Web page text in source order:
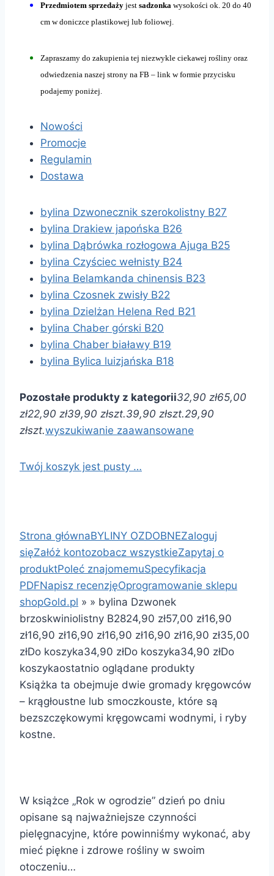
Przedmiotem sprzedaży jest sadzonka wysokości ok. 20 do 40
cm w doniczce plastikowej lub foliowej.
Zapraszamy do zakupienia tej niezwykle ciekawej rośliny oraz
odwiedzenia naszej strony na FB – link w formie przycisku
podajemy poniżej.
Nowości
Promocje
Regulamin
Dostawa
bylina Dzwonecznik szerokolistny B27
bylina Drakiew japońska B26
bylina Dąbrówka rozłogowa Ajuga B25
bylina Czyściec wełnisty B24
bylina Belamkanda chinensis B23
bylina Czosnek zwisły B22
bylina Dzielżan Helena Red B21
bylina Chaber górski B20
bylina Chaber białawy B19
bylina Bylica luizjańska B18
Pozostałe produkty z kategorii32,90 zł65,00
zł22,90 zł39,90 złszt.39,90 złszt.29,90
złszt.wyszukiwanie zaawansowane
Twój koszyk jest pusty …
Strona głównaBYLINY OZDOBNEZaloguj
sięZałóż kontozobacz wszystkieZapytaj o
produktPoleć znajomemuSpecyfikacja
PDFNapisz recenzjęOprogramowanie sklepu
shopGold.pl » » bylina Dzwonek
brzoskwiniolistny B2824,90 zł57,00 zł16,90
zł16,90 zł16,90 zł16,90 zł16,90 zł16,90 zł35,00
złDo koszyka34,90 złDo koszyka34,90 złDo
koszykaostatnio oglądane produkty
Książka ta obejmuje dwie gromady kręgowców
– krągłoustne lub smoczkouste, które są
bezszczękowymi kręgowcami wodnymi, i ryby
kostne.
W książce „Rok w ogrodzie” dzień po dniu
opisane są najważniejsze czynności
pielęgnacyjne, które powinniśmy wykonać, aby
mieć piękne i zdrowe rośliny w swoim
otoczeniu…